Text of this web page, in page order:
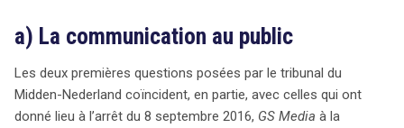
a) La communication au public
Les deux premières questions posées par le tribunal du
Midden-Nederland coïncident, en partie, avec celles qui ont
donné lieu à l’arrêt du 8 septembre 2016, GS Media à la